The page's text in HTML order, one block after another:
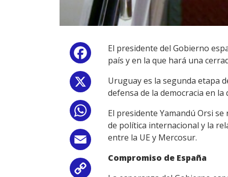
Facebook
WhatsApp
Email
El presidente del Gobierno
país y en la que hará una
Uruguay es la segunda etapa
defensa de la democracia en
El presidente Yamandú Orsi
de política internacional y la
entre la UE y Mercosur.
Compromiso de España